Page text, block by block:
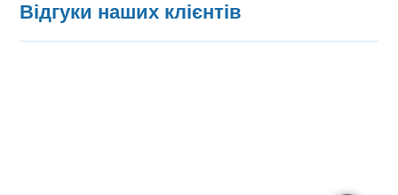
Відгуки наших клієнтів